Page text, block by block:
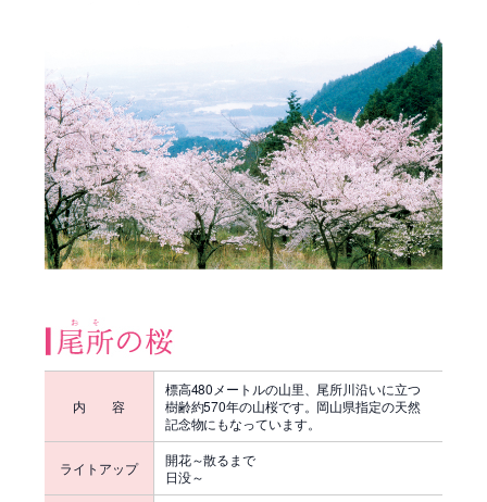
内 容
標高480メートルの山里、尾所川沿いに立つ
樹齢約570年の山桜です。岡山県指定の天然
記念物にもなっています。
ライトアップ
開花～散るまで
日没～